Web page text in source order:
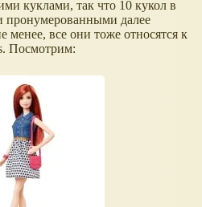
куклами, так что 10 кукол в
далее
менее, все они тоже относятся к
Посмотрим: